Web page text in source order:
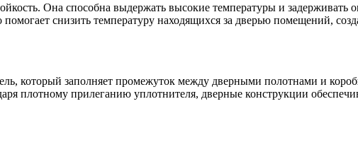
Она способна выдержать высокие температуры и задерживать
снизить температуру находящихся за дверью помещений,
который заполняет промежуток между дверными полотнами и
плотному прилеганию уплотнителя, дверные конструкции